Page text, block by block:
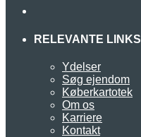
RELEVANTE LINKS
Ydelser
Søg ejendom
Køberkartotek
Om os
Karriere
Kontakt